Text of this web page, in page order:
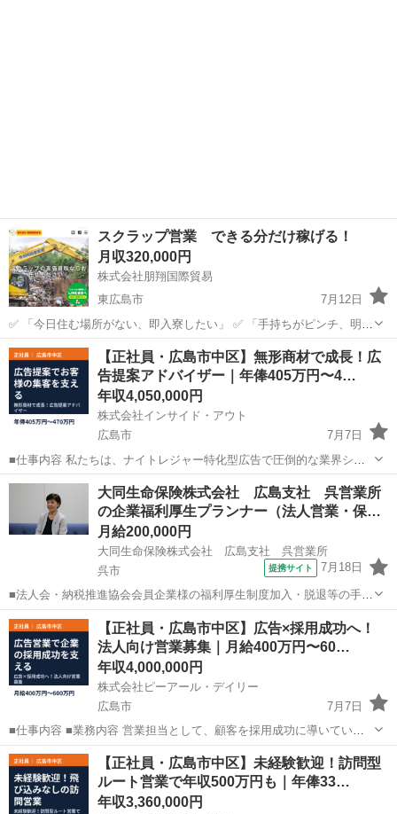
スクラップ営業 できる分だけ稼げる！
月収320,000円
株式会社朋翔国際貿易
東広島市
7月12日
✅ 「今日住む場所がない、即入寮したい」 ✅ 「手持ちがピンチ、明日
日払いが欲しい」 ✅ 「経験ないけど、とにかく稼ぎたい」 私たちに
ご相談いただければ、そんなあなたの希望に合わせて、 面談を即日で
設定します🤝 ...
広島 東広島市 その他 スクラップ
【正社員・広島市中区】無形商材で成長！広
告提案アドバイザー｜年俸405万円〜4…
年収4,050,000円
株式会社インサイド・アウト
広島市
7月7日
■仕事内容 私たちは、ナイトレジャー特化型広告で圧倒的な業界シェ
アを占め、右肩上がりの成長を続ける「インサイド・アウトグルー
プ」。 月間23億PV・1日訪問者数450万人・リピート率95％以上と驚
異の数字を誇る「シティヘ...
広島 広島市 営業 サイト
大同生命保険株式会社 広島支社 呉営業所
の企業福利厚生プランナー（法人営業・保…
月給200,000円
大同生命保険株式会社 広島支社 呉営業所
呉市
提携サイト 7月18日
■法人会・納税推進協会会員企業様の福利厚生制度加入・脱退等の手続
きなどをお任せします。 家庭訪問ではなく、会員である法人企業様へ
と出向き、当社のお薦めするプランのご案内などがメイン。個人宅訪
問や知人・友人への保険勧誘は一切あ...
広島 呉市 代理店営業
【正社員・広島市中区】広告×採用成功へ！
法人向け営業募集｜月給400万円〜60…
年収4,000,000円
株式会社ピーアール・デイリー
広島市
7月7日
■仕事内容 ■業務内容 営業担当として、顧客を採用成功に導いていた
だきます。具体的には下記のような業務をご担当いただきます。 ・採
用活動を行っている企業へ電話・DM等で当社サービスをアプローチ
・求める人材及び採...
広島 広島市 営業 未経験
【正社員・広島市中区】未経験歓迎！訪問型
ルート営業で年収500万円も｜年俸33…
年収3,360,000円